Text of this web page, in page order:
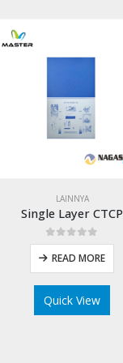
LAINNYA
Single Layer CTCP
0out of 5
READ MORE
Quick View